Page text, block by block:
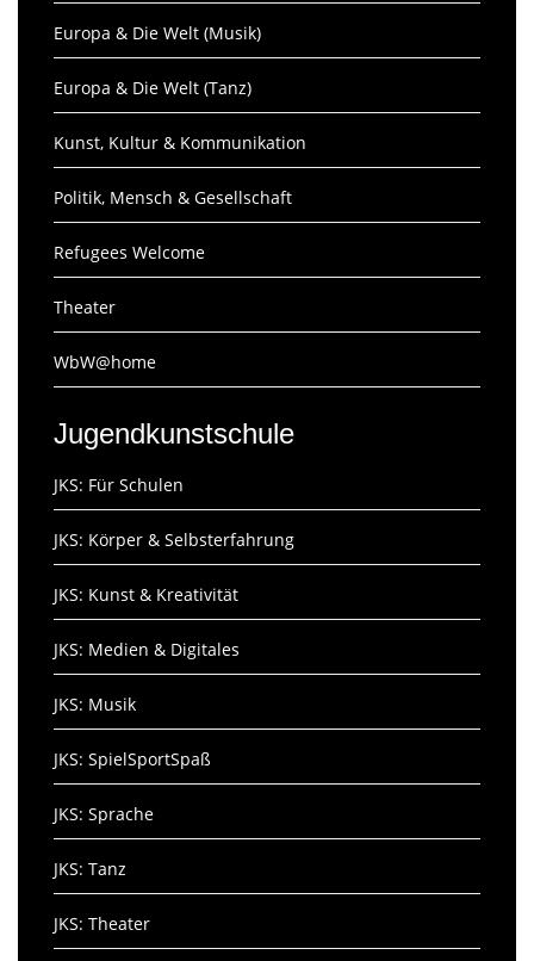
Europa & Die Welt (Musik)
Europa & Die Welt (Tanz)
Kunst, Kultur & Kommunikation
Politik, Mensch & Gesellschaft
Refugees Welcome
Theater
WbW@home
Jugendkunstschule
JKS: Für Schulen
JKS: Körper & Selbsterfahrung
JKS: Kunst & Kreativität
JKS: Medien & Digitales
JKS: Musik
JKS: SpielSportSpaß
JKS: Sprache
JKS: Tanz
JKS: Theater